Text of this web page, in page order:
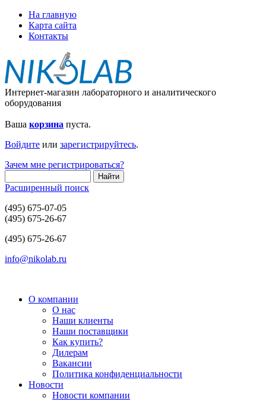
На главную
Карта сайта
Контакты
Интернет-магазин лабораторного и аналитического
оборудования
Ваша корзина пуста.
Войдите или зарегистрируйтесь.
Зачем мне регистрироваться?
Расширенный поиск
(495) 675-07-05
(495) 675-26-67
(495) 675-26-67
info@nikolab.ru
О компании
О нас
Наши клиенты
Наши поставщики
Как купить?
Дилерам
Вакансии
Политика конфиденциальности
Новости
Новости компании